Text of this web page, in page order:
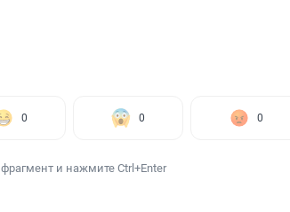
0 0 0
и нажмите Ctrl+Enter